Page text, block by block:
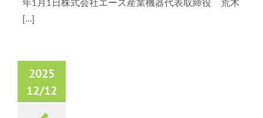
[...]
2025
12/12